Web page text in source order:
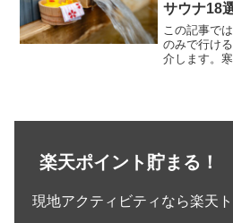
サウナ18
この記事で
のみで行け
介します。
楽天ポイント貯まる！
現地アクティビティなら楽天